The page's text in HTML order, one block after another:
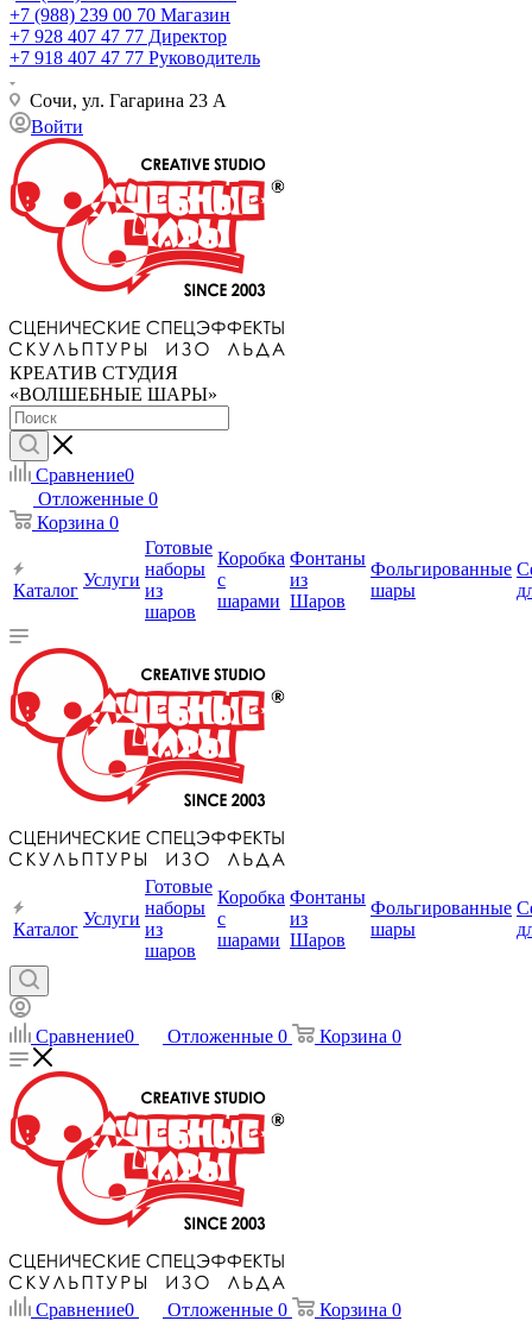
+7 (988) 239 00 70 Магазин
+7 928 407 47 77 Директор
+7 918 407 47 77 Руководитель
Сочи, ул. Гагарина 23 А
Войти
КРЕАТИВ СТУДИЯ
«ВОЛШЕБНЫЕ ШАРЫ»
Сравнение0
Отложенные 0
Корзина 0
Каталог
Услуги
Готовые
наборы
из
шаров
Коробка
с
шарами
Фонтаны
из
Шаров
Фольгированные
шары
Каталог
Услуги
Готовые
наборы
из
шаров
Коробка
с
шарами
Фонтаны
из
Шаров
Фольгированные
шары
Сравнение0 Отложенные 0 Корзина 0
Сравнение0 Отложенные 0 Корзина 0